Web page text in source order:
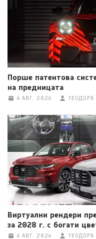
Порше патентова
на предницата
6 АВГ. 2026 ТЕОДОРА
Виртуални рендери
за 2028 г. с богати
6 АВГ. 2026 ТЕОДОРА